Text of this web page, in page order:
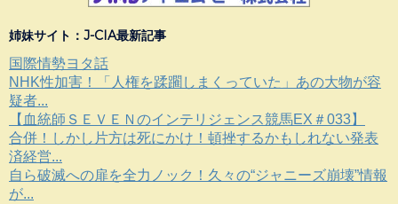
姉妹サイト：J-CIA最新記事
国際情勢ヨタ話
NHK性加害！「人権を蹂躙しまくっていた」あの大物が容
疑者...
【血統師ＳＥＶＥＮのインテリジェンス競馬EX＃033】
合併！しかし片方は死にかけ！頓挫するかもしれない発表
済経営...
自ら破滅への扉を全力ノック！久々の“ジャニーズ崩壊”情報
が...